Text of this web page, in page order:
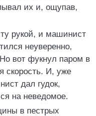
их и, ощупав,
рукой, и машинист
неуверенно,
вот фукнул паром в
скорость. И, уже
дал гудок,
на неведомое.
в пестрых